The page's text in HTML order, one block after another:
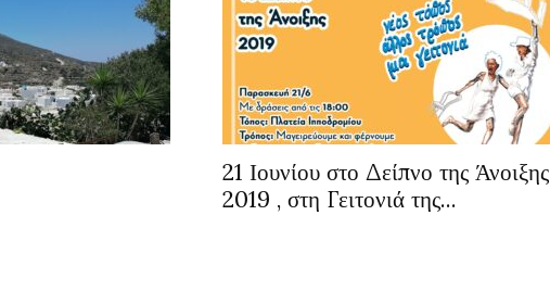
21 Ιουνίου στο Δείπνο της Άνοιξης
2019 , στη Γειτονιά της...